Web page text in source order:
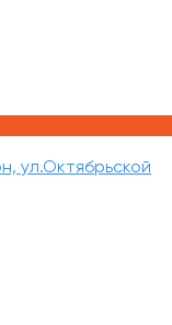
ул.Октябрьской